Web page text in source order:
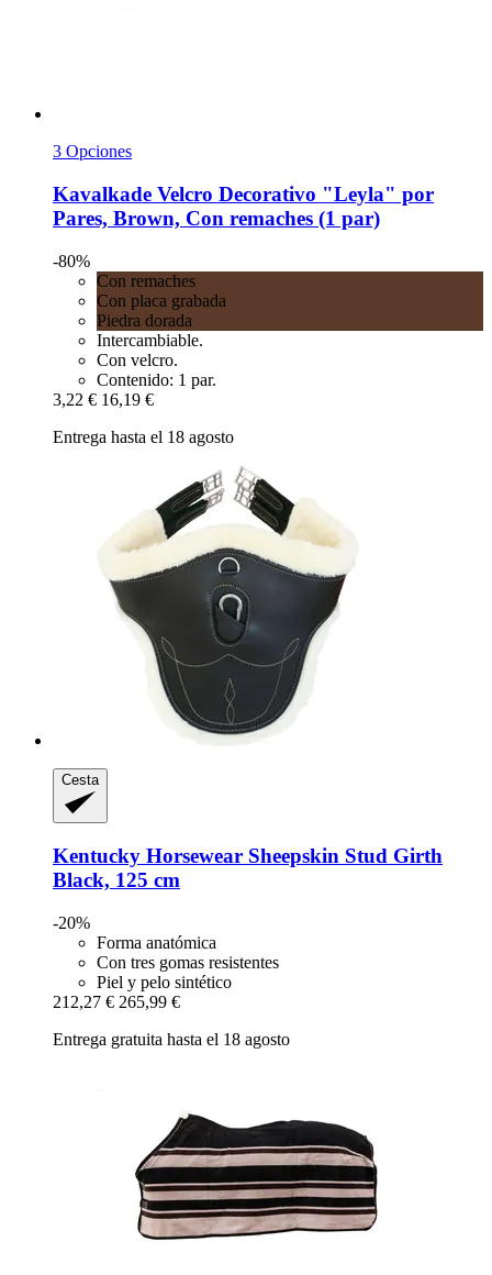
3 Opciones
Kavalkade Velcro Decorativo "Leyla" por
Pares, Brown, Con remaches (1 par)
-80%
Con remaches
Con placa grabada
Piedra dorada
Intercambiable.
Con velcro.
Contenido: 1 par.
3,22 € 16,19 €
Entrega hasta el 18 agosto
Cesta
Kentucky Horsewear Sheepskin Stud Girth
Black, 125 cm
-20%
Forma anatómica
Con tres gomas resistentes
Piel y pelo sintético
212,27 € 265,99 €
Entrega gratuita hasta el 18 agosto